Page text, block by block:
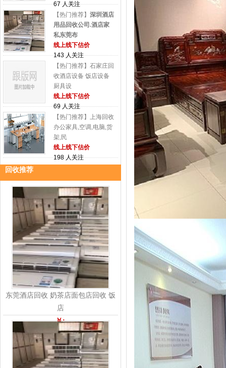
67 人关注
【热门推荐】 深圳酒店
用品回收公司.酒店家
私东莞布
线上线下估价
143 人关注
【热门推荐】石家庄回
收酒店设备 饭店设备
厨具设
线上线下估价
69 人关注
【热门推荐】上海回收
办公家具,空调,电脑,货
架,民
线上线下估价
198 人关注
回收推荐
东莞酒店回收 奶茶店面包店回收 饭
店
￥: